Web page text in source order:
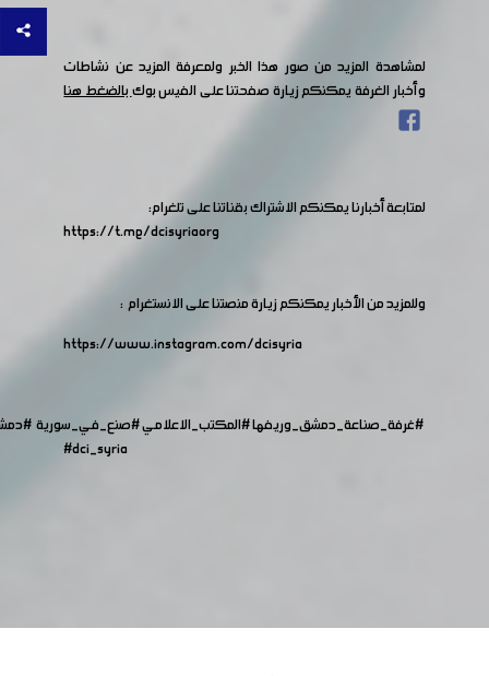
لمشاهدة المزيد من صور هذا الخبر ولمعرفة المزيد عن نشاطات
وأخبار الغرفة يمكنكم زيارة صفحتنا على الفيس بوكبالضغط هنا
لمتابعة أخبارنا يمكنكم الاشتراك بقناتنا على تلغرام:
https://t.me/dcisyriaorg
وللمزيد من الأخبار يمكنكم زيارة منصتنا على الانستغرام :
https://www.instagram.com/dcisyria​
#غرفة_صناعة_دمشق_وريفها#المكتب_الاعلامي#صنع_في_سورية
#dci_syria